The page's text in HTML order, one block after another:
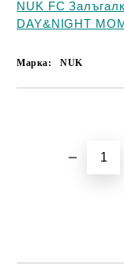
NUK FC
DAY&NIGHT
Марка: NUK